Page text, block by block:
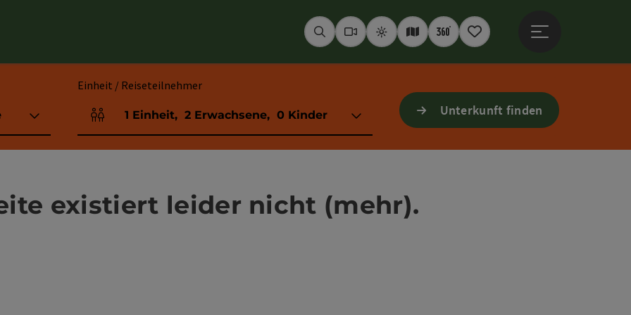
SuchenWebcams
WetterInteraktive Karte
360° Panoramen
Merkzettel
Einheit / Reiseteilnehmer
Einheitenanzahl und Personenfelder
1 Einheit, 2 Erwachsene, 0 Kinder Unterkunft finden
existiert leider nicht (mehr).